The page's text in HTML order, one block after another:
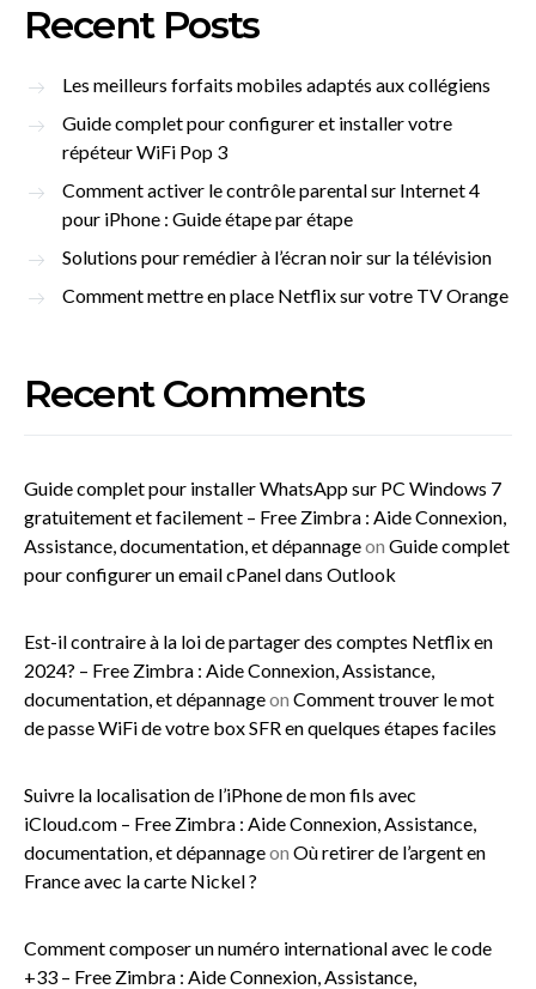
Recent Posts
Les meilleurs forfaits mobiles adaptés aux collégiens
Guide complet pour configurer et installer votre
répéteur WiFi Pop 3
Comment activer le contrôle parental sur Internet 4
pour iPhone : Guide étape par étape
Solutions pour remédier à l’écran noir sur la télévision
Comment mettre en place Netflix sur votre TV Orange
Recent Comments
Guide complet pour installer WhatsApp sur PC Windows 7
gratuitement et facilement – Free Zimbra : Aide Connexion,
Assistance, documentation, et dépannageon Guide complet
pour configurer un email cPanel dans Outlook
Est-il contraire à la loi de partager des comptes Netflix en
2024? – Free Zimbra : Aide Connexion, Assistance,
documentation, et dépannageon Comment trouver le mot
de passe WiFi de votre box SFR en quelques étapes faciles
Suivre la localisation de l’iPhone de mon fils avec
iCloud.com – Free Zimbra : Aide Connexion, Assistance,
documentation, et dépannageon Où retirer de l’argent en
France avec la carte Nickel ?
Comment composer un numéro international avec le code
+33 – Free Zimbra : Aide Connexion, Assistance,